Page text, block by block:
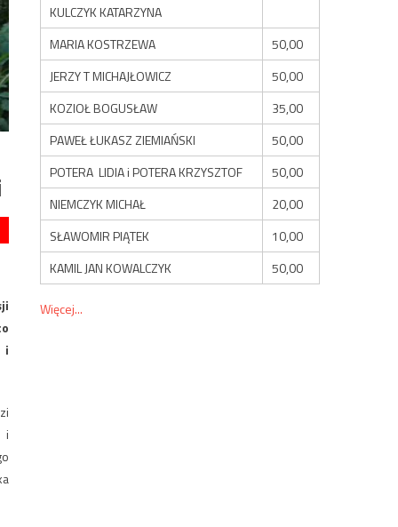
i
i
KULCZYK KATARZYNA
MARIA KOSTRZEWA
50,00
JERZY T MICHAJŁOWICZ
50,00
KOZIOŁ BOGUSŁAW
35,00
PAWEŁ ŁUKASZ ZIEMIAŃSKI
50,00
POTERA LIDIA i POTERA KRZYSZTOF
50,00
NIEMCZYK MICHAŁ
20,00
SŁAWOMIR PIĄTEK
10,00
KAMIL JAN KOWALCZYK
50,00
Więcej...